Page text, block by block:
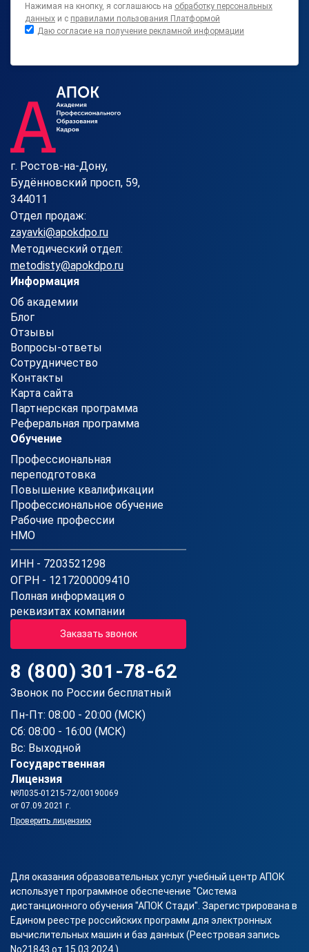
Нажимая на кнопку, я соглашаюсь на обработку персональных
данных и с правилами пользования Платформой
Даю согласие на получение рекламной информации
г. Ростов-на-Дону,
Будённовский просп, 59,
344011
Отдел продаж:
zayavki@apokdpo.ru
Методический отдел:
metodisty@apokdpo.ru
Информация
Об академии
Блог
Отзывы
Вопросы-ответы
Сотрудничество
Контакты
Карта сайта
Партнерская программа
Реферальная программа
Обучение
Профессиональная
переподготовка
Повышение квалификации
Профессиональное обучение
Рабочие профессии
НМО
ИНН - 7203521298
ОГРН - 1217200009410
Полная информация о
реквизитах компании
Заказать звонок
8 (800) 301-78-62
Звонок по России бесплатный
Пн-Пт: 08:00 - 20:00 (МСК)
Сб: 08:00 - 16:00 (МСК)
Вс: Выходной
Государственная
Лицензия
№Л035-01215-72/00190069
от 07.09.2021 г.
Проверить лицензию
Для оказания образовательных услуг учебный центр АПОК
использует программное обеспечение "Система
дистанционного обучения "АПОК Стади". Зарегистрирована в
Едином реестре российских программ для электронных
вычислительных машин и баз данных (Реестровая запись
No21843 от 15.03.2024 ).